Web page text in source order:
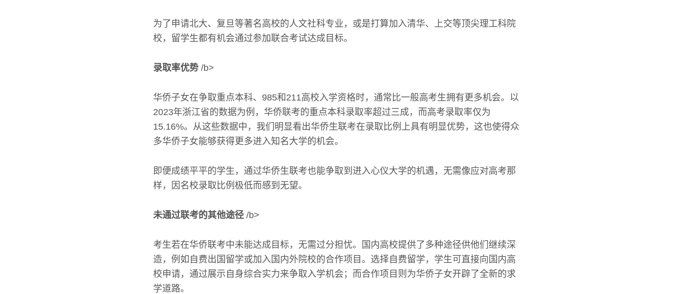
为了申请北大、复旦等著名高校的人文社科专业，或是打算加入清华、上交等顶尖理工科院
校，留学生都有机会通过参加联合考试达成目标。
录取率优势 /b>
华侨子女在争取重点本科、985和211高校入学资格时，通常比一般高考生拥有更多机会。以
2023年浙江省的数据为例，华侨联考的重点本科录取率超过三成，而高考录取率仅为
15.16%。从这些数据中，我们明显看出华侨生联考在录取比例上具有明显优势，这也使得众
多华侨子女能够获得更多进入知名大学的机会。
即便成绩平平的学生，通过华侨生联考也能争取到进入心仪大学的机遇，无需像应对高考那
样，因名校录取比例极低而感到无望。
未通过联考的其他途径 /b>
考生若在华侨联考中未能达成目标，无需过分担忧。国内高校提供了多种途径供他们继续深
造，例如自费出国留学或加入国内外院校的合作项目。选择自费留学，学生可直接向国内高
校申请，通过展示自身综合实力来争取入学机会；而合作项目则为华侨子女开辟了全新的求
学道路。